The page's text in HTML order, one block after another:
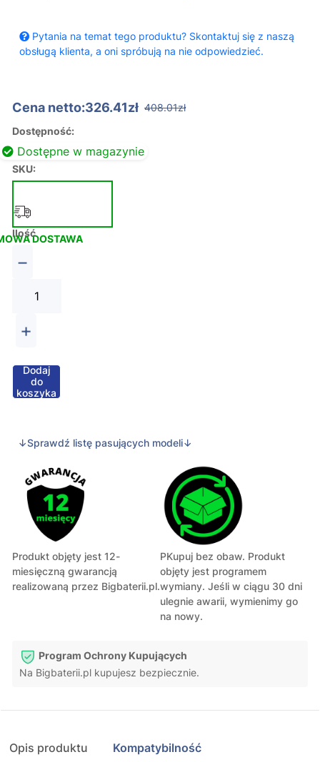
Pytania na temat tego produktu? Skontaktuj się z naszą
obsługą klienta, a oni spróbują na nie odpowiedzieć.
Cena netto:326.41zł 408.01zł
Dostępność:
Dostępne w magazynie
SKU:
DOSTAWA
Ilość
−
+
Dodaj
do
koszyka
↓Sprawdź listę pasujących modeli↓
Produkt objęty jest 12-
miesięczną gwarancją
realizowaną przez Bigbaterii.pl.
PKupuj bez obaw. Produkt
objęty jest programem
wymiany. Jeśli w ciągu 30 dni
ulegnie awarii, wymienimy go
na nowy.
Program Ochrony Kupujących
Na Bigbaterii.pl kupujesz bezpiecznie.
Opis produktu Kompatybilność